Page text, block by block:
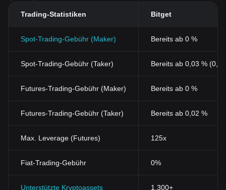
Trading-Statistiken Bitget
Spot-Trading-Gebühr (Maker) Bereits ab 0 %
Spot-Trading-Gebühr (Taker) Bereits ab 0,03 %
Futures-Trading-Gebühr (Maker) Bereits ab 0 %
Futures-Trading-Gebühr (Taker) Bereits ab 0,02 %
Max. Leverage (Futures) 125x
Fiat-Trading-Gebühr 0%
Unterstützte Kryptoassets 1,300+